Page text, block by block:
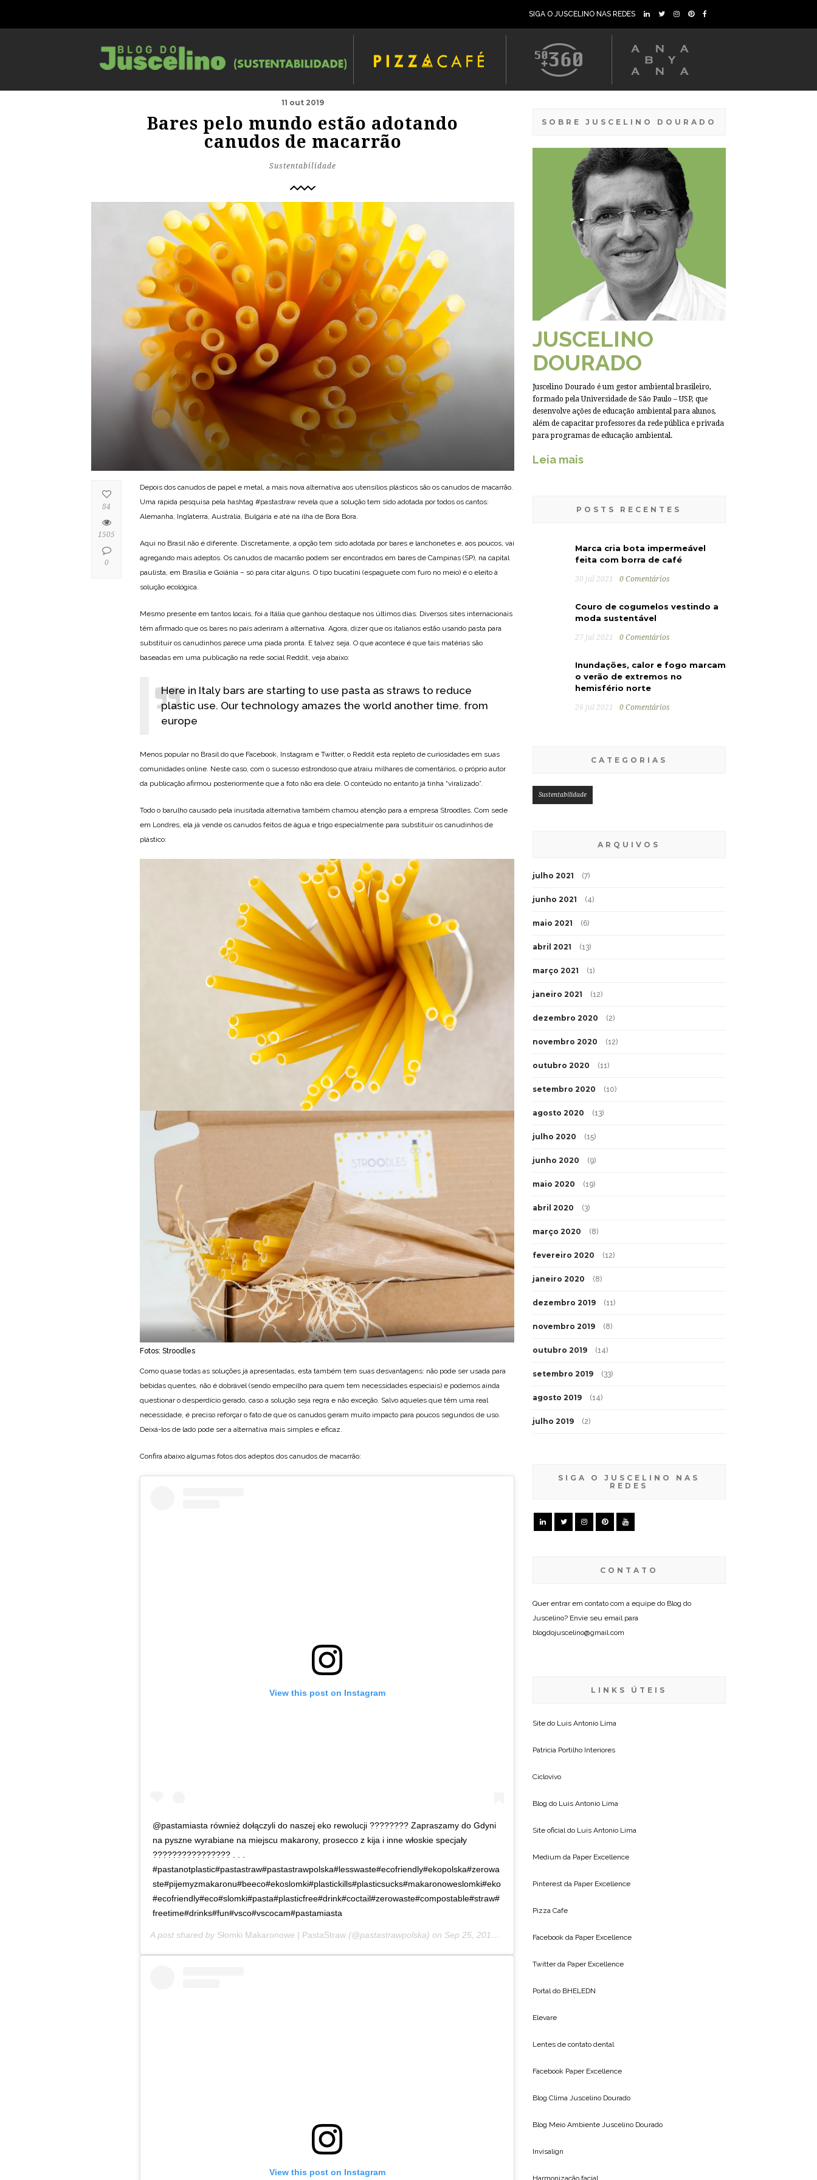
SIGA O JUSCELINO NAS REDES
11 out 2019
Bares pelo mundo estão adotando
canudos de macarrão
Sustentabilidade
Depois dos canudos de papel e metal, a mais nova alternativa aos utensílios plásticos são os canudos de macarrão.
Uma rápida pesquisa pela hashtag #pastastraw revela que a solução tem sido adotada por todos os cantos:
Alemanha, Inglaterra, Austrália, Bulgária e até na ilha de Bora Bora.
Aqui no Brasil não é diferente. Discretamente, a opção tem sido adotada por bares e lanchonetes e, aos poucos, vai
agregando mais adeptos. Os canudos de macarrão podem ser encontrados em bares de Campinas (SP), na capital
paulista, em Brasília e Goiânia – só para citar alguns. O tipo bucatini (espaguete com furo no meio) é o eleito à
solução ecológica.
Mesmo presente em tantos locais, foi a Itália que ganhou destaque nos últimos dias. Diversos sites internacionais
têm afirmado que os bares no país aderiram à alternativa. Agora, dizer que os italianos estão usando pasta para
substituir os canudinhos parece uma piada pronta. E talvez seja. O que acontece é que tais matérias são
baseadas em uma publicação na rede social Reddit, veja abaixo:
Here in Italy bars are starting to use pasta as straws to reduce
plastic use. Our technology amazes the world another time. from
europe
Menos popular no Brasil do que Facebook, Instagram e Twitter, o Reddit está repleto de curiosidades em suas
comunidades online. Neste caso, com o sucesso estrondoso que atraiu milhares de comentários, o próprio autor
da publicação afirmou posteriormente que a foto não era dele. O conteúdo no entanto já tinha “viralizado”.
Todo o barulho causado pela inusitada alternativa também chamou atenção para a empresa Stroodles. Com sede
em Londres, ela já vende os canudos feitos de água e trigo especialmente para substituir os canudinhos de
plástico:
Fotos: Stroodles
Como quase todas as soluções já apresentadas, esta também tem suas desvantagens: não pode ser usada para
bebidas quentes, não é dobrável (sendo empecilho para quem tem necessidades especiais) e podemos ainda
questionar o desperdício gerado, caso a solução seja regra e não exceção. Salvo aqueles que têm uma real
necessidade, é preciso reforçar o fato de que os canudos geram muito impacto para poucos segundos de uso.
Deixá-los de lado pode ser a alternativa mais simples e eficaz.
Confira abaixo algumas fotos dos adeptos dos canudos de macarrão:
View this post on Instagram
@pastamiasta również dołączyli do naszej eko rewolucji ???????? Zapraszamy do Gdyni
na pyszne wyrabiane na miejscu makarony, prosecco z kija i inne włoskie specjały
???????????????? . . .
#pastanotplastic#pastastraw#pastastrawpolska#lesswaste#ecofriendly#ekopolska#zerowa
ste#pijemyzmakaronu#beeco#ekoslomki#plastickills#plasticsucks#makaronoweslomki#eko
#ecofriendly#eco#slomki#pasta#plasticfree#drink#coctail#zerowaste#compostable#straw#
freetime#drinks#fun#vsco#vscocam#pastamiasta
A post shared by Słomki Makaronowe | PastaStraw (@pastastrawpolska) on Sep 25, 2019 at 5:12am PDT
View this post on Instagram
84
1505
0
SOBRE JUSCELINO DOURADO
JUSCELINO
DOURADO
Juscelino Dourado é um gestor ambiental brasileiro,
formado pela Universidade de São Paulo – USP, que
desenvolve ações de educação ambiental para alunos,
além de capacitar professores da rede pública e privada
para programas de educação ambiental.
Leia mais
POSTS RECENTES
Marca cria bota impermeável
feita com borra de café
30 jul 2021 0 Comentários
Couro de cogumelos vestindo a
moda sustentável
27 jul 2021 0 Comentários
Inundações, calor e fogo marcam
o verão de extremos no
hemisfério norte
26 jul 2021 0 Comentários
CATEGORIAS
Sustentabilidade
ARQUIVOS
julho 2021 (7)
junho 2021 (4)
maio 2021 (6)
abril 2021 (13)
março 2021 (1)
janeiro 2021 (12)
dezembro 2020 (2)
novembro 2020 (12)
outubro 2020 (11)
setembro 2020 (10)
agosto 2020 (13)
julho 2020 (15)
junho 2020 (9)
maio 2020 (19)
abril 2020 (3)
março 2020 (8)
fevereiro 2020 (12)
janeiro 2020 (8)
dezembro 2019 (11)
novembro 2019 (8)
outubro 2019 (14)
setembro 2019 (33)
agosto 2019 (14)
julho 2019 (2)
SIGA O JUSCELINO NAS
REDES
CONTATO
Quer entrar em contato com a equipe do Blog do
Juscelino? Envie seu email para
blogdojuscelino@gmail.com
LINKS ÚTEIS
Site do Luis Antonio Lima
Patricia Portilho Interiores
Ciclovivo
Blog do Luis Antonio Lima
Site oficial do Luis Antonio Lima
Medium da Paper Excellence
Pinterest da Paper Excellence
Pizza Cafe
Facebook da Paper Excellence
Twitter da Paper Excellence
Portal do BHELEDN
Elevare
Lentes de contato dental
Facebook Paper Excellence
Blog Clima Juscelino Dourado
Blog Meio Ambiente Juscelino Dourado
Invisalign
Harmonização facial